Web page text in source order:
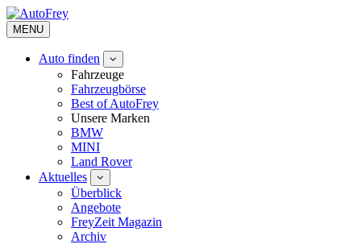
MENU
Auto finden
Fahrzeuge
Fahrzeugbörse
Best of AutoFrey
Unsere Marken
BMW
MINI
Land Rover
Aktuelles
Überblick
Angebote
FreyZeit Magazin
Archiv